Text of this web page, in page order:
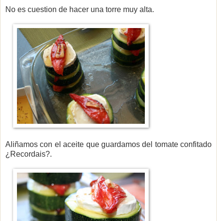
No es cuestion de hacer una torre muy alta.
Aliñamos con el aceite que guardamos del tomate confitado
¿Recordais?.